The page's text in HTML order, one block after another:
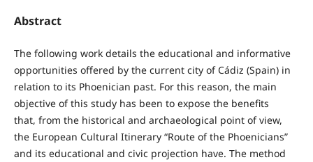
Abstract
The following work details the educational and informative
opportunities offered by the current city of Cádiz (Spain) in
relation to its Phoenician past. For this reason, the main
objective of this study has been to expose the benefits
that, from the historical and archaeological point of view,
the European Cultural Itinerary “Route of the Phoenicians”
and its educational and civic projection have. The method